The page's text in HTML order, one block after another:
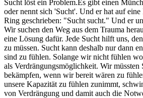
Sucht löst ein Problem.Es gibt einen
oder nennt sich 'Sucht'. Und er hat auf
Ring geschrieben: "Sucht sucht." Und er
Wir suchen den Weg aus dem Trauma
eine Lösung dafür. Jede Sucht hilft uns,
zu müssen. Sucht kann deshalb nur dann
sind zu fühlen. Solange wir nicht fühlen
als Verdrängungsmöglichkeit. Wir müssten
bekämpfen, wenn wir bereit wären zu
unsere Kapazität zu fühlen zunimmt,
von Verdrängung und damit auch die